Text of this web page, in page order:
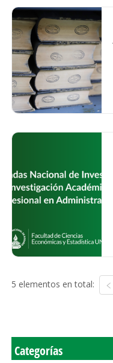
5 elementos en total:
Categorías